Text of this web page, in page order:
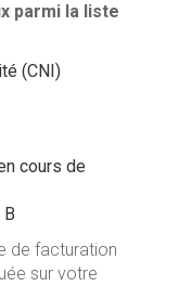
parmi la liste
(CNI)
cours de
de facturation
sur votre